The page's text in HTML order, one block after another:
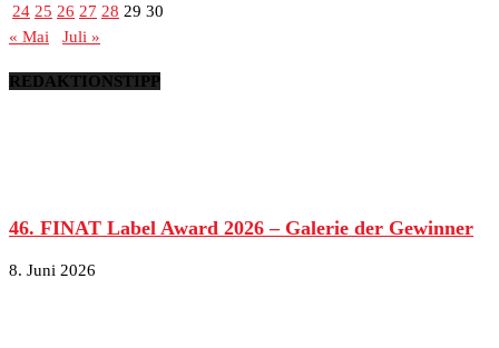
24 25 26 27 28 29 30
« Mai
Juli »
REDAKTIONSTIPP
46. FINAT Label Award 2026 – Galerie der Gewinner
8. Juni 2026